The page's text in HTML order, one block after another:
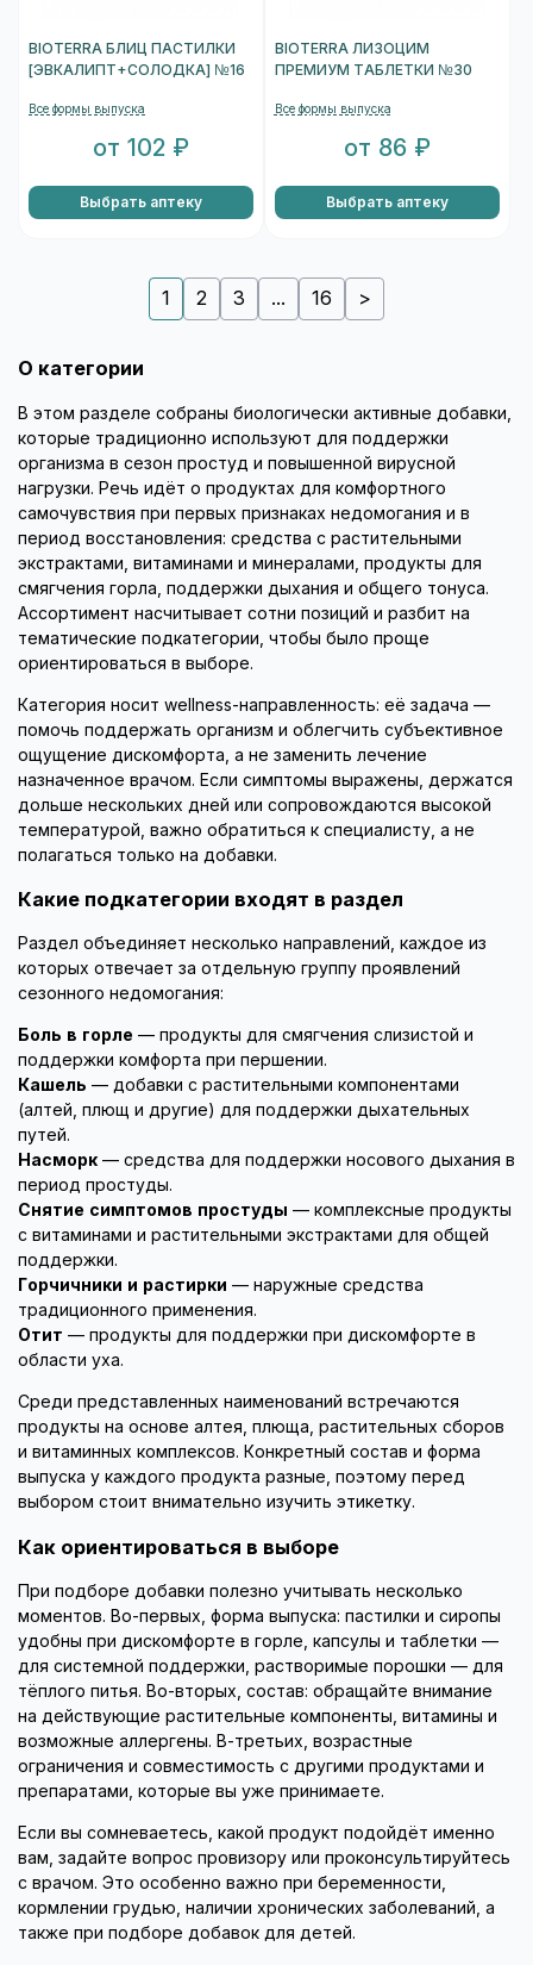
BIOTERRA БЛИЦ ПАСТИЛКИ
[ЭВКАЛИПТ+СОЛОДКА] №16
Все формы выпуска
от 102 ₽
Выбрать аптеку
BIOTERRA ЛИЗОЦИМ
ПРЕМИУМ ТАБЛЕТКИ №30
Все формы выпуска
от 86 ₽
Выбрать аптеку
1 2 3 ... 16 >
О категории
В этом разделе собраны биологически активные добавки,
которые традиционно используют для поддержки
организма в сезон простуд и повышенной вирусной
нагрузки. Речь идёт о продуктах для комфортного
самочувствия при первых признаках недомогания и в
период восстановления: средства с растительными
экстрактами, витаминами и минералами, продукты для
смягчения горла, поддержки дыхания и общего тонуса.
Ассортимент насчитывает сотни позиций и разбит на
тематические подкатегории, чтобы было проще
ориентироваться в выборе.
Категория носит wellness-направленность: её задача —
помочь поддержать организм и облегчить субъективное
ощущение дискомфорта, а не заменить лечение
назначенное врачом. Если симптомы выражены, держатся
дольше нескольких дней или сопровождаются высокой
температурой, важно обратиться к специалисту, а не
полагаться только на добавки.
Какие подкатегории входят в раздел
Раздел объединяет несколько направлений, каждое из
которых отвечает за отдельную группу проявлений
сезонного недомогания:
Боль в горле — продукты для смягчения слизистой и
поддержки комфорта при першении.
Кашель — добавки с растительными компонентами
(алтей, плющ и другие) для поддержки дыхательных
путей.
Насморк — средства для поддержки носового дыхания в
период простуды.
Снятие симптомов простуды — комплексные продукты
с витаминами и растительными экстрактами для общей
поддержки.
Горчичники и растирки — наружные средства
традиционного применения.
Отит — продукты для поддержки при дискомфорте в
области уха.
Среди представленных наименований встречаются
продукты на основе алтея, плюща, растительных сборов
и витаминных комплексов. Конкретный состав и форма
выпуска у каждого продукта разные, поэтому перед
выбором стоит внимательно изучить этикетку.
Как ориентироваться в выборе
При подборе добавки полезно учитывать несколько
моментов. Во-первых, форма выпуска: пастилки и сиропы
удобны при дискомфорте в горле, капсулы и таблетки —
для системной поддержки, растворимые порошки — для
тёплого питья. Во-вторых, состав: обращайте внимание
на действующие растительные компоненты, витамины и
возможные аллергены. В-третьих, возрастные
ограничения и совместимость с другими продуктами и
препаратами, которые вы уже принимаете.
Если вы сомневаетесь, какой продукт подойдёт именно
вам, задайте вопрос провизору или проконсультируйтесь
с врачом. Это особенно важно при беременности,
кормлении грудью, наличии хронических заболеваний, а
также при подборе добавок для детей.